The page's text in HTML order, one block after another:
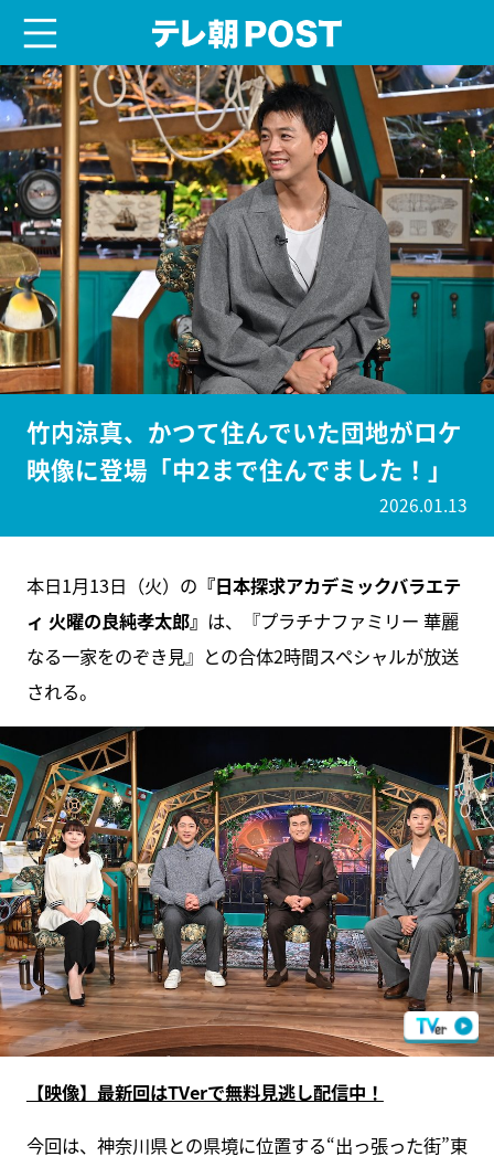
竹内涼真、かつて住んでいた団地がロケ
映像に登場「中2まで住んでました！」
2026.01.13
本日1月13日（火）の 『日本探求アカデミックバラエテ
ィ 火曜の良純孝太郎』 は、『プラチナファミリー 華麗
なる一家をのぞき見』との合体2時間スペシャルが放送
される。
【映像】最新回はTVerで無料見逃し配信中！
今回は、神奈川県との県境に位置する“出っ張った街”東